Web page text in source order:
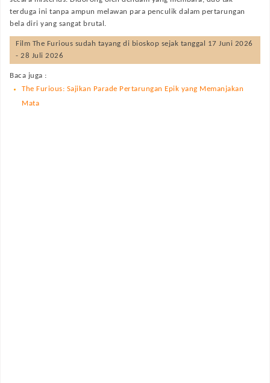
terduga ini tanpa ampun melawan para penculik dalam pertarungan
bela diri yang sangat brutal.
Film The Furious sudah tayang di bioskop sejak tanggal 17 Juni 2026
- 28 Juli 2026
Baca juga :
The Furious: Sajikan Parade Pertarungan Epik yang Memanjakan
Mata